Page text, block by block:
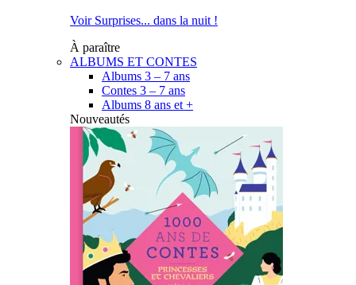
Voir Surprises... dans la nuit !
À paraître
ALBUMS ET CONTES
Albums 3 – 7 ans
Contes 3 – 7 ans
Albums 8 ans et +
Nouveautés